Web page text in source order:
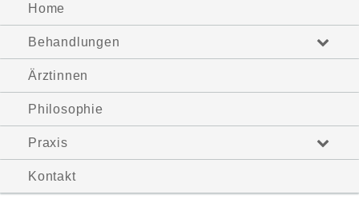
Home
Behandlungen
Ärztinnen
Philosophie
Praxis
Kontakt